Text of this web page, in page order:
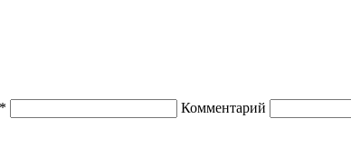
* Комментарий